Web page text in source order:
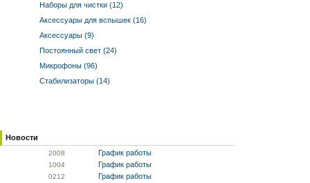
Наборы для чистки (12)
Аксессуары для вспышек (16)
Аксессуары (9)
Постоянный свет (24)
Микрофоны (96)
Стабилизаторы (14)
Новости
2008 График работы
1004 График работы
0212 График работы